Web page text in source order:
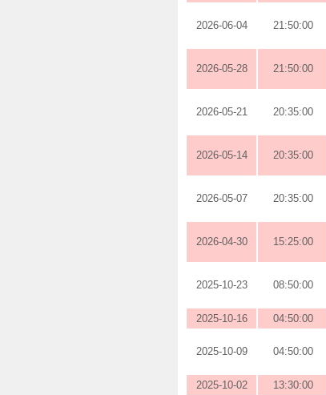
2026-06-04 21:50:00
2026-05-28 21:50:00
2026-05-21 20:35:00
2026-05-14 20:35:00
2026-05-07 20:35:00
2026-04-30 15:25:00
2025-10-23 08:50:00
2025-10-16 04:50:00
2025-10-09 04:50:00
2025-10-02 13:30:00